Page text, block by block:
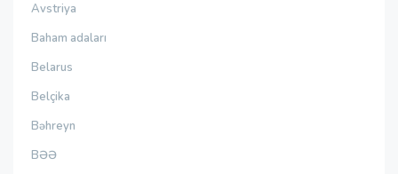
Avstriya
Baham adaları
Belarus
Belçika
Bəhreyn
BƏƏ